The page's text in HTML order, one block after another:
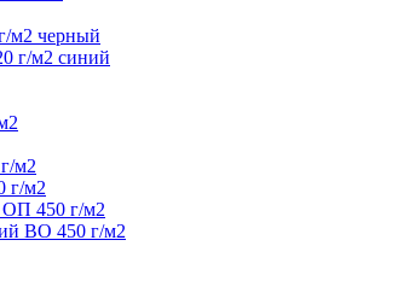
м2 черный
г/м2 синий
м2
г/м2
ОП 450 г/м2
ВО 450 г/м2